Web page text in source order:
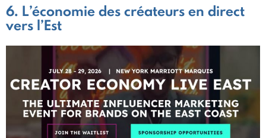
6. L’économie des créateurs en direct
vers l’Est